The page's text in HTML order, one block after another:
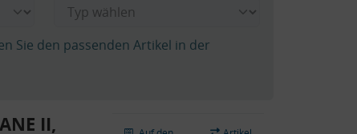
Sie den passenden Artikel in der
II,